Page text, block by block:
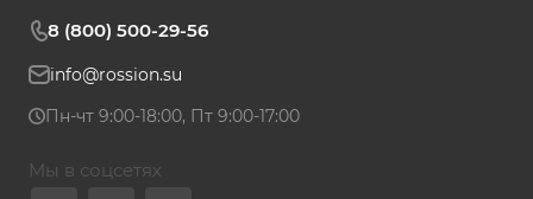
8 (800) 500-29-56
info@rossion.su
Пн-чт 9:00-18:00, Пт 9:00-17:00
Мы в соцсетях